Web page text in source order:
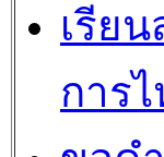
เรีย
การ